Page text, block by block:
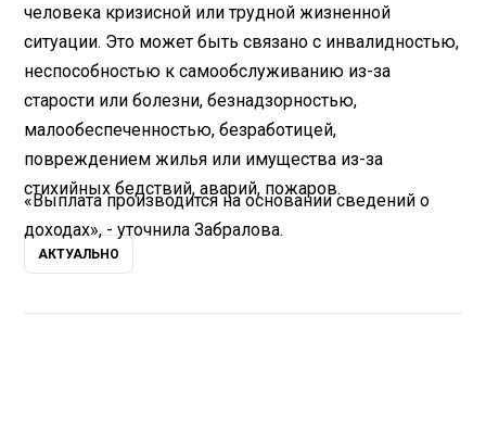
человека кризисной или трудной жизненной
ситуации. Это может быть связано с инвалидностью,
неспособностью к самообслуживанию из-за
старости или болезни, безнадзорностью,
малообеспеченностью, безработицей,
повреждением жилья или имущества из-за
стихийных бедствий, аварий, пожаров.
«Выплата производится на основании сведений о
доходах», - уточнила Забралова.
АКТУАЛЬНО